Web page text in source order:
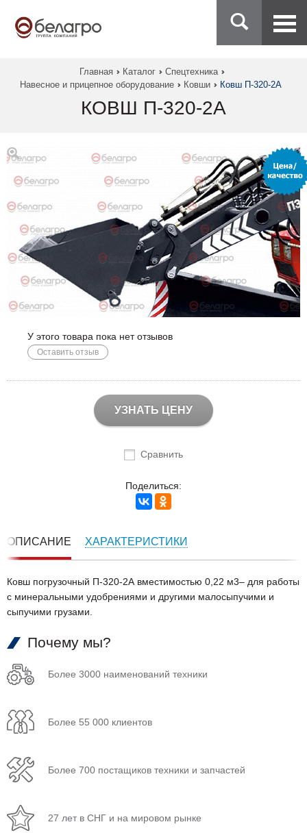
Главная Каталог
Спецтехника
Навесное и прицепное оборудование
Ковши Ковш П-320-2А
КОВШ П-320-2А
У этого товара пока нет отзывов
Оставить отзыв
УЗНАТЬ ЦЕНУ
Сравнить
Поделиться:
ОПИСАНИЕ ХАРАКТЕРИСТИКИ
Ковш погрузочный П-320-2А вместимостью 0,22 м3– для работы
с минеральными удобрениями и другими малосыпучими и
сыпучими грузами.
Почему мы?
Более 3000 наименований техники
Более 55 000 клиентов
Более 700 постащиков техники и запчастей
27 лет в СНГ и на мировом рынке